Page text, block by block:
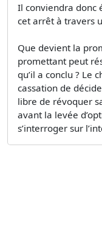
Il conviendra donc
cet arrêt à travers
Que devient la
promettant peut
qu’il a conclu ? Le
cassation de
libre de révoquer
avant la levée
s’interroger sur